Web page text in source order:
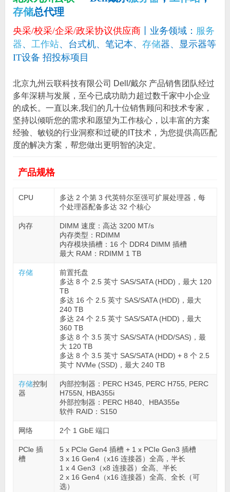
存储总代理
央采/校采/企采/政采协议供应商丨业务领域： 服务
器、 工作站、台式机、笔记本、 存储器、显示器等
IT设备 招投标项目
北京九州云联科技有限公司 Dell/戴尔 产品销售团队经过
多年深耕与发展，至今已成功助力超过数千家中小企业
的成长。一直以来,我们的几十位销售顾问和技术专家，
坚持以倾听您的需求和愿望为工作核心，以丰富的方案
经验、敏锐的行业洞察和过硬的IT技术，为您提供高匹配
度的解决方案，帮您做出更明智的决定。
产品规格
CPU
多达 2 个第 3 代英特尔至强可扩展处理器，每
个处理器配备多达 32 个核心
内存
DIMM 速度：高达 3200 MT/s
内存类型：RDIMM
内存模块插槽：16 个 DDR4 DIMM 插槽
最大 RAM：RDIMM 1 TB
存储
前置托盘
多达 8 个 2.5 英寸 SAS/SATA (HDD)，最大 120
TB
多达 16 个 2.5 英寸 SAS/SATA (HDD)，最大
240 TB
多达 24 个 2.5 英寸 SAS/SATA (HDD)，最大
360 TB
多达 8 个 3.5 英寸 SAS/SATA (HDD/SAS)，最
大 120 TB
多达 8 个 3.5 英寸 SAS/SATA (HDD) + 8 个 2.5
英寸 NVMe (SSD)，最大 240 TB
存储控制
器
内部控制器：PERC H345, PERC H755, PERC
H755N, HBA355i
外部控制器：PERC H840、HBA355e
软件 RAID：S150
网络 2个 1 GbE 端口
PCle 插
槽
5 x PCIe Gen4 插槽 + 1 x PCIe Gen3 插槽
3 x 16 Gen4（x16 连接器）全高，半长
1 x 4 Gen3（x8 连接器）全高、半长
2 x 16 Gen4（x16 连接器）全高、全长（可
选）